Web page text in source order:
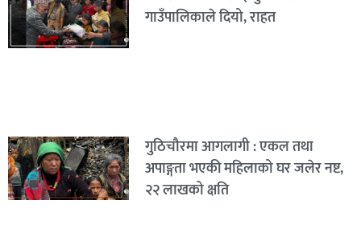
गाउँपालिकाले दियो, राहत
गुठिचौरमा आगलागी : एकल तथा
अपाङ्गता भएकी महिलाको घर जलेर नष्ट,
२२ लाखको क्षति